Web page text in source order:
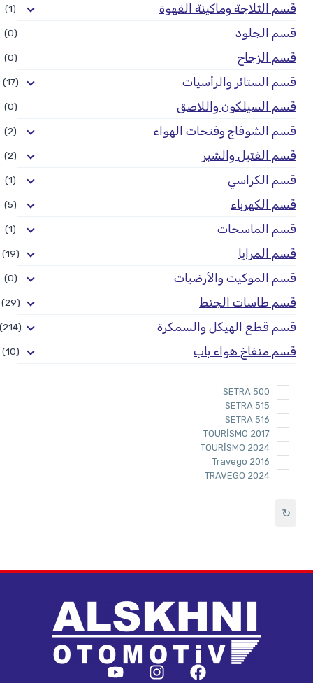
قسم الثلاجة وماكينة القهوة (1)
قسم الجلود (0)
قسم الزجاج (0)
قسم الستائر والرأسيات (17)
قسم السيلكون واللاصق (0)
قسم الشوفاج وفتحات الهواء (2)
قسم الفتيل والشبر (2)
قسم الكراسي (1)
قسم الكهرباء (5)
قسم الماسحات (1)
قسم المرايا (19)
قسم الموكيت والأرضيات (0)
قسم طاسات الجنط (29)
قسم قطع الهيكل والسمكرة (214)
قسم منفاخ هواء باب (10)
SETRA 500
SETRA 515
SETRA 516
TOURİSMO 2017
TOURİSMO 2024
Travego 2016
TRAVEGO 2024
↻